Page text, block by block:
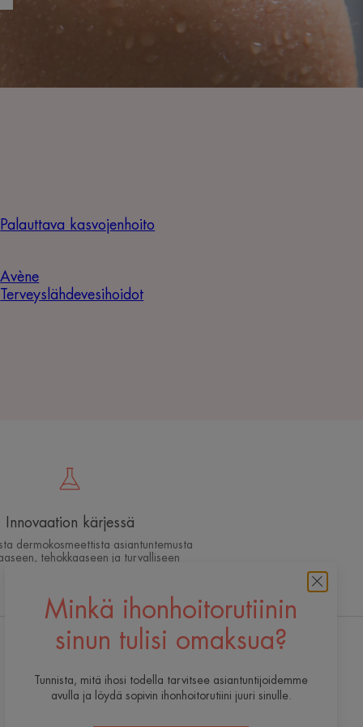
Palauttava kasvojenhoito
Avène
Terveyslähdevesihoidot
Minkä ihonhoitorutiinin
sinun tulisi omaksua?
Tunnista, mitä ihosi todella tarvitsee asiantuntijoidemme
avulla ja löydä sopivin ihonhoitorutiini juuri sinulle.
Innovaation kärjessä
dermokosmeettista asiantuntemusta
tehokkaaseen ja turvalliseen
Olemme aina tavoitettavissasi! Kaikki